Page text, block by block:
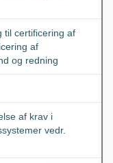
til certificering af
af
og redning
af krav i
vedr.